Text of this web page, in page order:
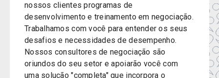
nossos clientes programas de
desenvolvimento e treinamento em negociação.
Trabalhamos com você para entender os seus
desafios e necessidades de desempenho.
Nossos consultores de negociação são
oriundos do seu setor e apoiarão você com
uma solução "completa" que incorpora o